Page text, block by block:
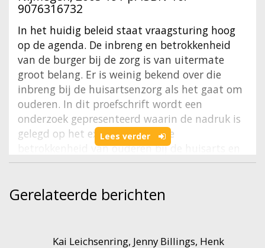
Lees verder
9076316732
In het huidig beleid staat vraagsturing hoog
op de agenda. De inbreng en betrokkenheid
van de burger bij de zorg is van uitermate
groot belang. Er is weinig bekend over die
inbreng bij de huisartsenzorg als het gaat om
ouderen. In dit proefschrift wordt een
onderzoek gepresenteerd waarin de nadruk is
gelegd op het exploreren van de
betrokkenheid van ouderen bij de huisarts en
op het evalueren van methodes om die
interviews met 28 ouderen van boven de 70
nog niet gebeurt omdat men het niet gewend
Gerelateerde berichten
Kai Leichsenring, Jenny Billings, Henk